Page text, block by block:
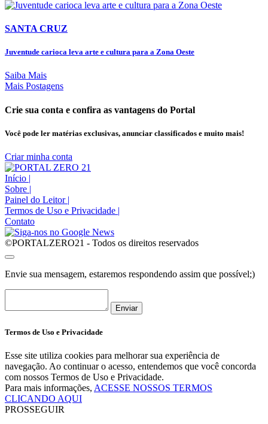
SANTA CRUZ
Juventude carioca leva arte e cultura para a Zona Oeste
Saiba Mais
Mais Postagens
Crie sua conta e confira as vantagens do Portal
Você pode ler matérias exclusivas, anunciar classificados e muito mais!
Criar minha conta
Início |
Sobre |
Painel do Leitor |
Termos de Uso e Privacidade |
Contato
©PORTALZERO21 - Todos os direitos reservados
Envie sua mensagem, estaremos respondendo assim que possível;)
Enviar
Termos de Uso e Privacidade
Esse site utiliza cookies para melhorar sua experiência de
navegação. Ao continuar o acesso, entendemos que você concorda
com nossos Termos de Uso e Privacidade.
Para mais informações, ACESSE NOSSOS TERMOS
CLICANDO AQUI
PROSSEGUIR